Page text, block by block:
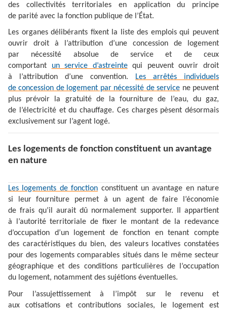
des collectivités territoriales en application du principe
de parité avec la fonction publique de l’État.
Les organes délibérants fixent la liste des emplois qui peuvent
ouvrir droit à l’attribution d’une concession de logement
par nécessité absolue de service et de ceux
comportant un service d’astreintequi peuvent ouvrir droit
à l’attribution d’une convention. Les arrêtés individuels
de concession de logement par nécessité de service ne peuvent
plus prévoir la gratuité de la fourniture de l’eau, du gaz,
de l’électricité et du chauffage. Ces charges pèsent désormais
exclusivement sur l’agent logé.
Les logements de fonction constituent un avantage
en nature
Les logements de fonction constituent un avantage en nature
si leur fourniture permet à un agent de faire l’économie
de frais qu’il aurait dû normalement supporter. Il appartient
à l’autorité territoriale de fixer le montant de la redevance
d’occupation d’un logement de fonction en tenant compte
des caractéristiques du bien, des valeurs locatives constatées
pour des logements comparables situés dans le même secteur
géographique et des conditions particulières de l’occupation
du logement, notamment des sujétions éventuelles.
Pour l’assujettissement à l’impôt sur le revenu et
aux cotisations et contributions sociales, le logement est